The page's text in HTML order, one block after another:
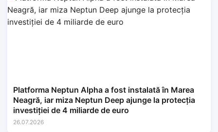
Platforma Neptun Alpha a fost instalată în Marea
Neagră, iar miza Neptun Deep ajunge la protecția
investiției de 4 miliarde de euro
26.07.2026